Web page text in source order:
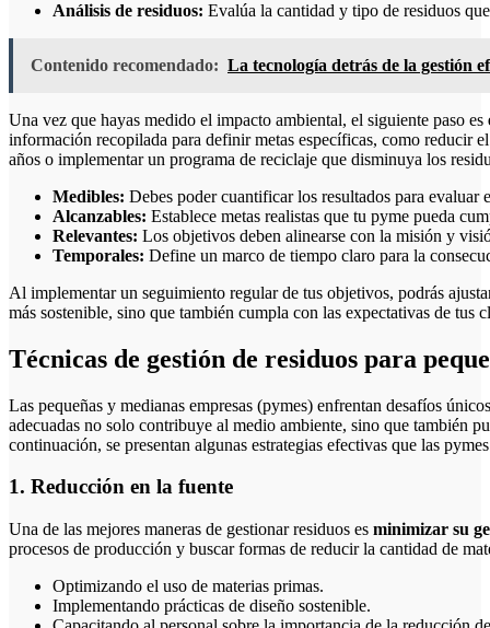
Análisis de residuos: Evalúa la cantidad y tipo de residuos
Contenido recomendado: La tecnología detrás de la gestión
Una vez que hayas medido el impacto ambiental, el siguiente paso es
información recopilada para definir metas específicas, como reducir
años o implementar un programa de reciclaje que disminuya los
Medibles: Debes poder cuantificar los resultados para evaluar
Alcanzables: Establece metas realistas que tu pyme pueda
Relevantes: Los objetivos deben alinearse con la misión y
Temporales: Define un marco de tiempo claro para la
Al implementar un seguimiento regular de tus objetivos, podrás
más sostenible, sino que también cumpla con las expectativas de tus
Técnicas de gestión de residuos para
Las pequeñas y medianas empresas (pymes) enfrentan desafíos
adecuadas no solo contribuye al medio ambiente, sino que también
continuación, se presentan algunas estrategias efectivas que las
1. Reducción en la fuente
Una de las mejores maneras de gestionar residuos es minimizar su
procesos de producción y buscar formas de reducir la cantidad de
Optimizando el uso de materias primas.
Implementando prácticas de diseño sostenible.